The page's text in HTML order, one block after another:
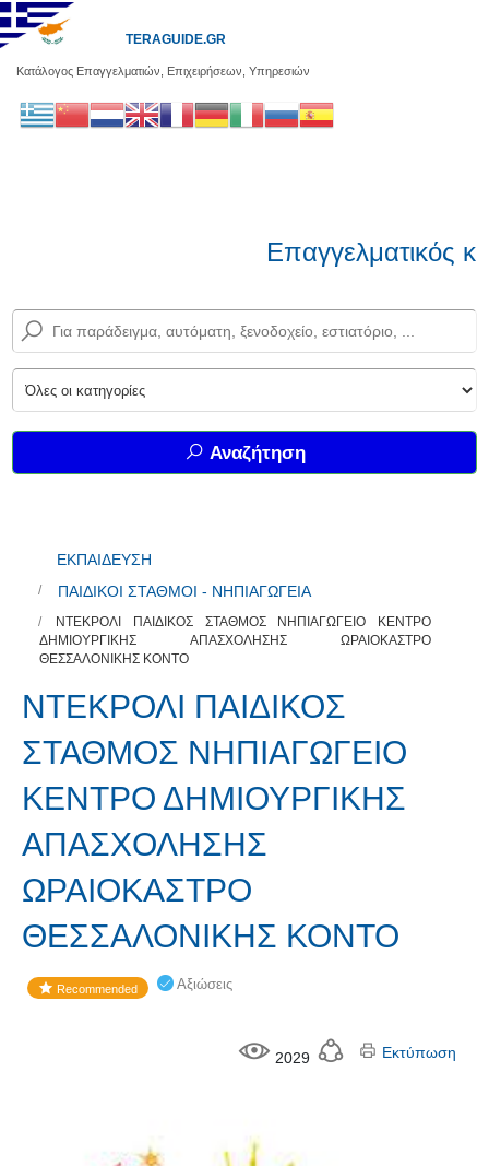
Κατάλογος Επαγγελματιών, Επιχειρήσεων, Υπηρεσιών
TERAGUIDE.GR
Επαγγελματικός
Αναζήτηση
ΕΚΠΑΙΔΕΥΣΗ
ΠΑΙΔΙΚΟΙ ΣΤΑΘΜΟΙ - ΝΗΠΙΑΓΩΓΕΙΑ
ΝΤΕΚΡΟΛΙ ΠΑΙΔΙΚΟΣ ΣΤΑΘΜΟΣ ΝΗΠΙΑΓΩΓΕΙΟ ΚΕΝΤΡΟ
ΔΗΜΙΟΥΡΓΙΚΗΣ ΑΠΑΣΧΟΛΗΣΗΣ ΩΡΑΙΟΚΑΣΤΡΟ
ΘΕΣΣΑΛΟΝΙΚΗΣ ΚΟΝΤΟ
ΝΤΕΚΡΟΛΙ ΠΑΙΔΙΚΟΣ
ΣΤΑΘΜΟΣ ΝΗΠΙΑΓΩΓΕΙΟ
ΚΕΝΤΡΟ ΔΗΜΙΟΥΡΓΙΚΗΣ
ΑΠΑΣΧΟΛΗΣΗΣ
ΩΡΑΙΟΚΑΣΤΡΟ
ΘΕΣΣΑΛΟΝΙΚΗΣ ΚΟΝΤΟ
Recommended Αξιώσεις
2029 Εκτύπωση